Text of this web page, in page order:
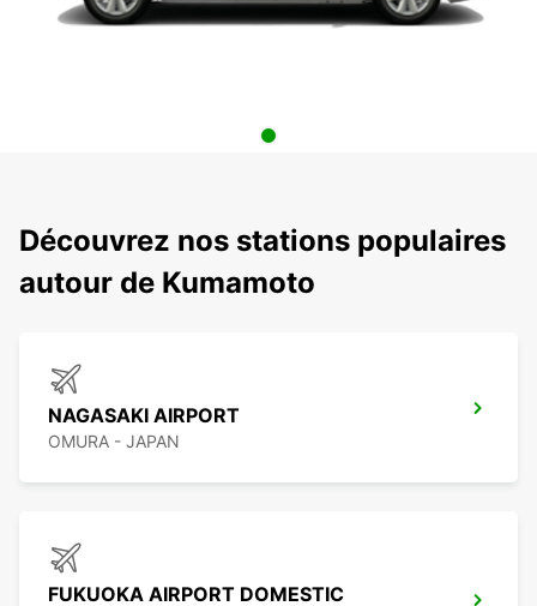
Découvrez nos stations populaires
autour de Kumamoto
NAGASAKI AIRPORT
OMURA - JAPAN
FUKUOKA AIRPORT DOMESTIC